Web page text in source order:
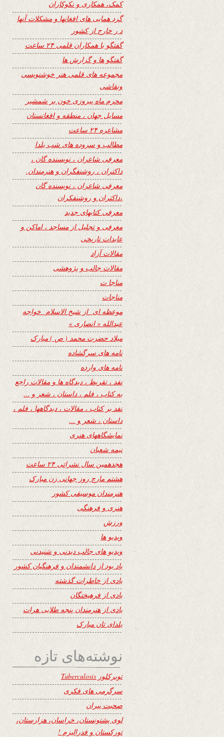
کمک، همکاری و نکوکاران
گرد همایی های افغانها و مشکلات آنها
د ر خارج از کشور
گفتگو با همکاران قلمی ۲۴ ساعت
گفتگو ها و گزارش ها
مجموعه های قلمی هنر خوشنویسی
ونقاشی
محرم ماه پیروزی خون بر شمشیر
مسایل جهان ، منطقه و افغانستان
مشاعره ۲۴ ساعت
مطالب و سروده های شب یلدا
معرفی شاعران ، نویسنده گان ،
داکتران ، روشنفگران و هنرمندان.
معرفی شاعران ، نویسنده گان
،داکتران و روشنفکران
معرفی کتابهای جدید
معرفی و تجلیل از مساجد ، اماکن و
عابدات تاریخی
مقالات آزاد
مقالات جالب و پژوهشی
مناجا ت
مناجات
موعظه ای از شیخ الاسلام خواجه
عبدالله « انصاری »
میلاد حضرت محمد ( ص ) مبارک
نامه های سرگشاده
نامه های وارده
نفد ، تقریظ ، دیدگاه ها و مقالات راجع
به کتاب ، فلم ، داستان ، شعر و …
نفد بر کتاب ، مقالات ، دیدگاهها ، فلم ،
داستان ، شعر و …
نمایشگاههای هنری
نیمه شعبان
هجدهمین سال نشراتی ۲۴ ساعت
هشتم مارچ روز جهانی زن مبارک
هنرمندان موسیقی کشور
هنری و فرهنگی
ورزش
ویدیو ها
ویدیو های جالب دیدنی و شنیدنی
یاد بود از دانشمندان و فرهنگیان کشور
یادی از خاطرات گذشته
یادی از فرهیختگان
یادی از هنرمندان پنجه طلایی هرات
یلدای تان مبارک
نوشته‌های تازه
توبرکلوز Tuberculosis
سرگرمی های فکری
صحبت پیران
لوی پشتونستان، خراسان، هزارستان،
تورکستان و فدرالیزم !